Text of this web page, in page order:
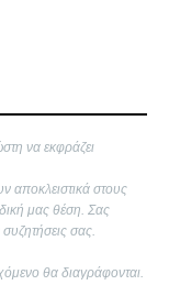
να εκφράζει
αποκλειστικά στους
μας θέση. Σας
σας.
θα διαγράφονται.